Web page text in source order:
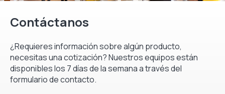
Contáctanos
¿Requieres información sobre algún producto,
necesitas una cotización? Nuestros equipos están
disponibles los 7 días de la semana a través del
formulario de contacto.